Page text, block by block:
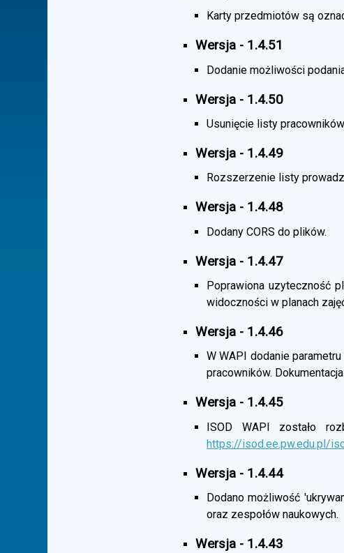
Karty przedmiotów są
Wersja - 1.4.51
Dodanie możliwości
Wersja - 1.4.50
Usunięcie listy
Wersja - 1.4.49
Rozszerzenie listy
Wersja - 1.4.48
Dodany CORS do plików.
Wersja - 1.4.47
Poprawiona uzyteczność
widoczności w planach
Wersja - 1.4.46
W WAPI dodanie
pracowników.
Wersja - 1.4.45
ISOD WAPI zostało
https://isod.ee.pw.edu.pl/
Wersja - 1.4.44
Dodano możliwość
oraz zespołów naukowych.
Wersja - 1.4.43